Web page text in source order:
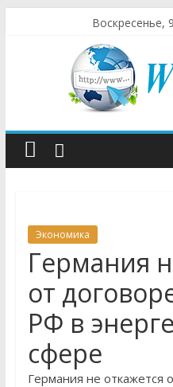
Воскресенье,
Экономика
Германия
от
РФ в
сфере
Германия не откажется